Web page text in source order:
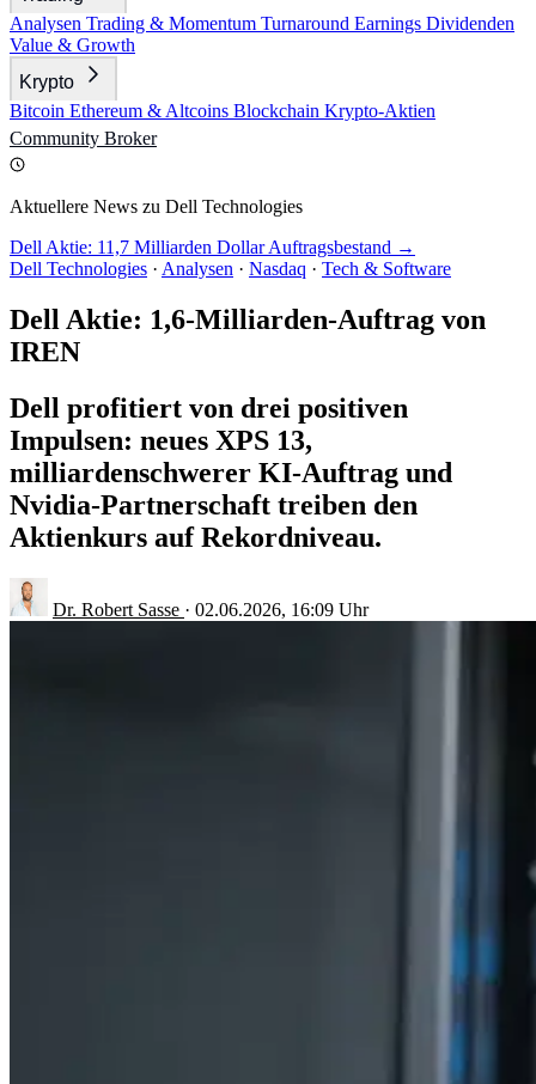
Analysen Trading & Momentum Turnaround Earnings Dividenden
Value & Growth
Krypto
Bitcoin Ethereum & Altcoins Blockchain Krypto-Aktien
Community Broker
Aktuellere News zu Dell Technologies
Dell Aktie: 11,7 Milliarden Dollar Auftragsbestand →
Dell Technologies · Analysen · Nasdaq · Tech & Software
Dell Aktie: 1,6-Milliarden-Auftrag von
IREN
Dell profitiert von drei positiven
Impulsen: neues XPS 13,
milliardenschwerer KI-Auftrag und
Nvidia-Partnerschaft treiben den
Aktienkurs auf Rekordniveau.
Dr. Robert Sasse · 02.06.2026, 16:09 Uhr